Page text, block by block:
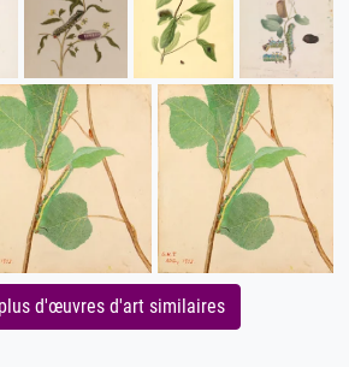
d'œuvres d'art similaires